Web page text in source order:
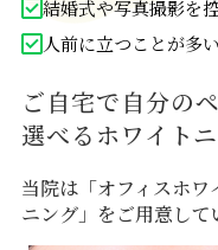
結婚式や写真撮影を
人前に立つことが多い
ご自宅で自分の
選べるホワイト
当院は「オフィスホ
ニング」をご用意して